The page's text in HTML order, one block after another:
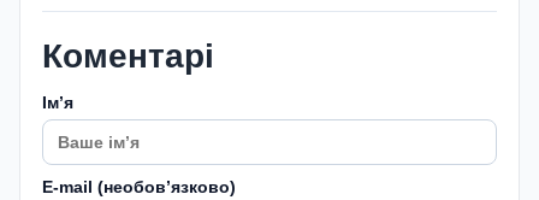
Коментарі
Імʼя
E-mail (необовʼязково)